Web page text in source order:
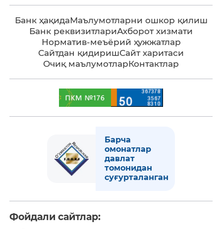
Банк ҳақидаМаълумотларни ошкор қилиш
Банк реквизитлариАхборот хизмати
Норматив-меъёрий ҳужжатлар
Сайтдан қидиришСайт харитаси
Очиқ маълумотларКонтактлар
Барча
омонатлар
давлат
томонидан
суғурталанган
Фойдали сайтлар: